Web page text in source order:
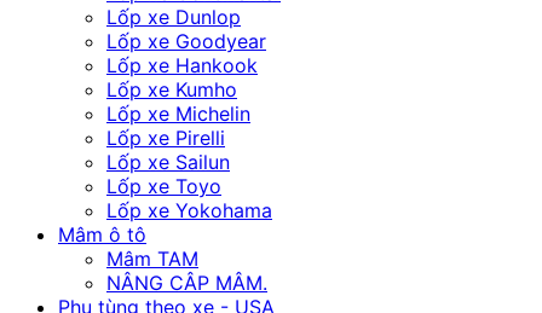
Lốp xe Dunlop
Lốp xe Goodyear
Lốp xe Hankook
Lốp xe Kumho
Lốp xe Michelin
Lốp xe Pirelli
Lốp xe Sailun
Lốp xe Toyo
Lốp xe Yokohama
Mâm ô tô
Mâm TAM
NÂNG CÂP MÂM.
Phụ tùng theo xe - USA